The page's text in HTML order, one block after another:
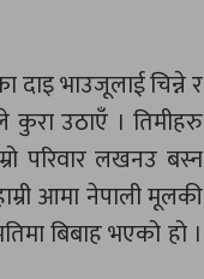
भाउजूलाई चिन्ने र
कुरा उठाएँ । तिमीहरु
परिवार लखनउ बस्न
आमा नेपाली मूलकी
बिबाह भएको हो ।